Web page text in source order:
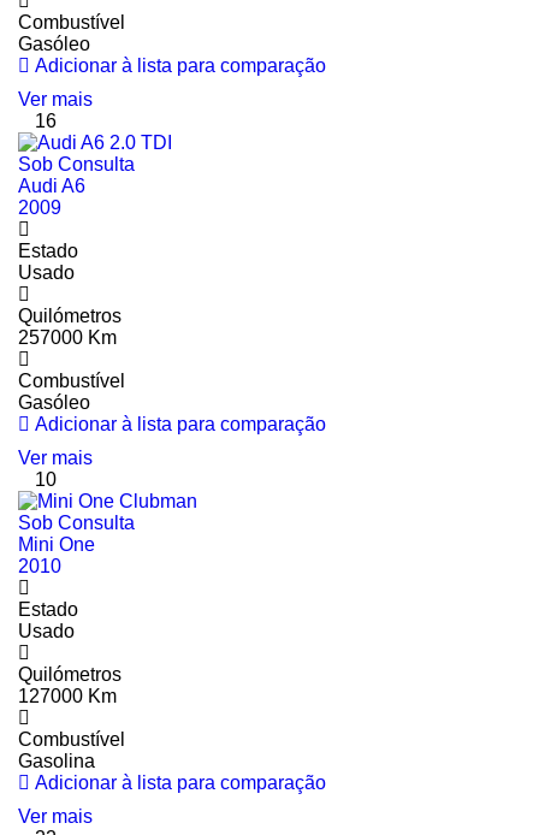
Combustível
Gasóleo
Adicionar à lista para comparação
Ver mais
16
Sob Consulta
Audi A6
2009
Estado
Usado
Quilómetros
257000 Km
Combustível
Gasóleo
Adicionar à lista para comparação
Ver mais
10
Sob Consulta
Mini One
2010
Estado
Usado
Quilómetros
127000 Km
Combustível
Gasolina
Adicionar à lista para comparação
Ver mais